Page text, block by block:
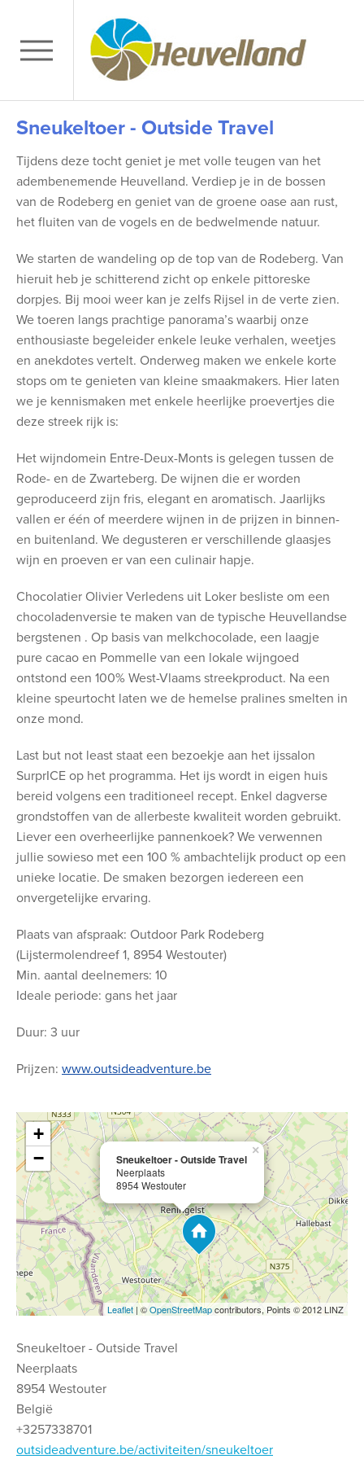
Sneukeltoer - Outside Travel
Tijdens deze tocht geniet je met volle teugen van het
adembenemende Heuvelland. Verdiep je in de bossen
van de Rodeberg en geniet van de groene oase aan rust,
het fluiten van de vogels en de bedwelmende natuur.
We starten de wandeling op de top van de Rodeberg. Van
hieruit heb je schitterend zicht op enkele pittoreske
dorpjes. Bij mooi weer kan je zelfs Rijsel in de verte zien.
We toeren langs prachtige panorama’s waarbij onze
enthousiaste begeleider enkele leuke verhalen, weetjes
en anekdotes vertelt. Onderweg maken we enkele korte
stops om te genieten van kleine smaakmakers. Hier laten
we je kennismaken met enkele heerlijke proevertjes die
deze streek rijk is:
Het wijndomein Entre-Deux-Monts is gelegen tussen de
Rode- en de Zwarteberg. De wijnen die er worden
geproduceerd zijn fris, elegant en aromatisch. Jaarlijks
vallen er één of meerdere wijnen in de prijzen in binnen-
en buitenland. We degusteren er verschillende glaasjes
wijn en proeven er van een culinair hapje.
Chocolatier Olivier Verledens uit Loker besliste om een
chocoladenversie te maken van de typische Heuvellandse
bergstenen . Op basis van melkchocolade, een laagje
pure cacao en Pommelle van een lokale wijngoed
ontstond een 100% West-Vlaams streekproduct. Na een
kleine speurtocht laten we de hemelse pralines smelten in
onze mond.
Last but not least staat een bezoekje aan het ijssalon
SurprICE op het programma. Het ijs wordt in eigen huis
bereid volgens een traditioneel recept. Enkel dagverse
grondstoffen van de allerbeste kwaliteit worden gebruikt.
Liever een overheerlijke pannenkoek? We verwennen
jullie sowieso met een 100 % ambachtelijk product op een
unieke locatie. De smaken bezorgen iedereen een
onvergetelijke ervaring.
Plaats van afspraak: Outdoor Park Rodeberg
(Lijstermolendreef 1, 8954 Westouter)
Min. aantal deelnemers: 10
Ideale periode: gans het jaar
Duur: 3 uur
Prijzen: www.outsideadventure.be
Sneukeltoer - Outside Travel
Neerplaats
8954 Westouter
×
+
−
Leaflet | ©OpenStreetMapcontributors, Points © 2012 LINZ
Sneukeltoer - Outside Travel
Neerplaats
8954 Westouter
België
+3257338701
outsideadventure.be/activiteiten/sneukeltoer